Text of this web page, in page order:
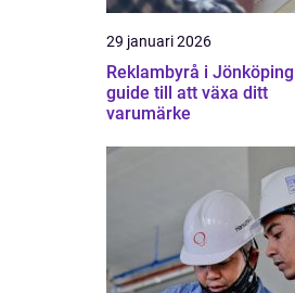
29 januari 2026
Reklambyrå i
guide till att växa ditt
varumärke